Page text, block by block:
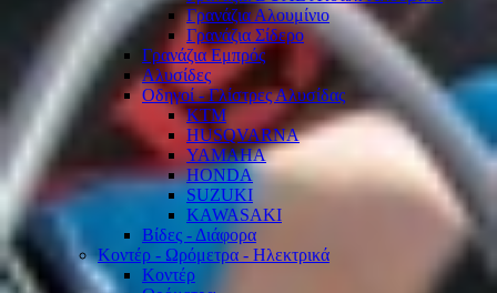
Γρανάζια Αλουμίνιο
Γρανάζια Σίδερο
Γρανάζια Εμπρός
Αλυσίδες
Οδηγοί - Γλίστρες Αλυσίδας
KTM
HUSQVARNA
YAMAHA
HONDA
SUZUKI
KAWASAKI
Βίδες - Διάφορα
Κοντέρ - Ωρόμετρα - Ηλεκτρικά
Κοντέρ